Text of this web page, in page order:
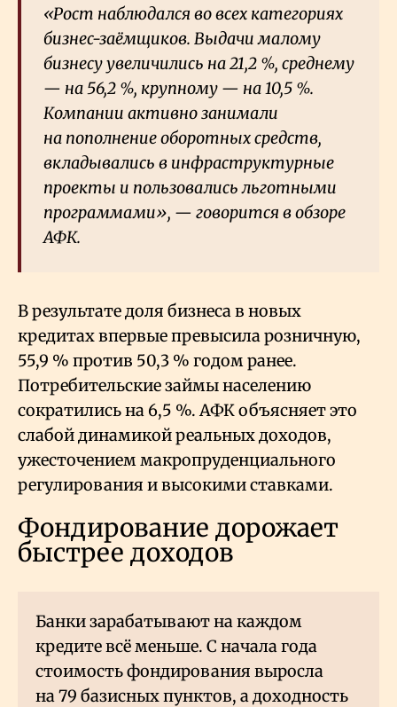
«Рост наблюдался во всех категориях
бизнес-заёмщиков. Выдачи малому
бизнесу увеличились на 21,2 %, среднему
— на 56,2 %, крупному — на 10,5 %.
Компании активно занимали
на пополнение оборотных средств,
вкладывались в инфраструктурные
проекты и пользовались льготными
программами», — говорится в обзоре
АФК.
В результате доля бизнеса в новых
кредитах впервые превысила розничную,
55,9 % против 50,3 % годом ранее.
Потребительские займы населению
сократились на 6,5 %. АФК объясняет это
слабой динамикой реальных доходов,
ужесточением макропруденциального
регулирования и высокими ставками.
Фондирование дорожает
быстрее доходов
Банки зарабатывают на каждом
кредите всё меньше. С начала года
стоимость фондирования выросла
на 79 базисных пунктов, а доходность